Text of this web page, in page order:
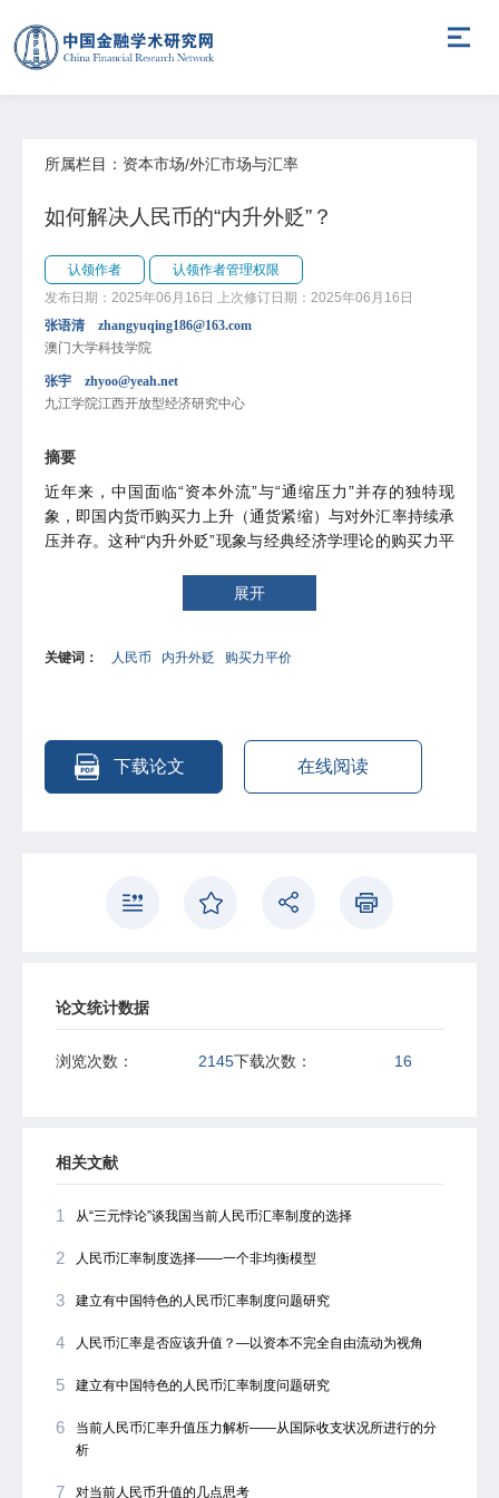
所属栏目：资本市场/外汇市场与汇率
如何解决人民币的“内升外贬”？
认领作者
认领作者管理权限
发布日期：2025年06月16日
上次修订日期：2025年06月16日
张语清 zhangyuqing186@163.com
澳门大学科技学院
张宇 zhyoo@yeah.net
九江学院江西开放型经济研究中心
摘要
近年来，中国面临“资本外流”与“通缩压力”并存的独特现
象，即国内货币购买力上升（通货紧缩）与对外汇率持续承
压并存。这种“内升外贬”现象与经典经济学理论的购买力平
括发展新质生产力、实施收入对冲机制、推动“商品+服务”双
顺差、打通政策孤岛、构建内外联动制度体系、实施资本管
通过结构性改革，推动中国经济从出口导向型向规则输出型
展开
关键词： 人民币 内升外贬 购买力平价
下载论文 在线阅读
论文统计数据
浏览次数： 2145下载次数： 16
相关文献
1 从“三元悖论”谈我国当前人民币汇率制度的选择
2 人民币汇率制度选择――一个非均衡模型
3 建立有中国特色的人民币汇率制度问题研究
4 人民币汇率是否应该升值？―以资本不完全自由流动为视角
5 建立有中国特色的人民币汇率制度问题研究
6
当前人民币汇率升值压力解析――从国际收支状况所进行的分
析
7 对当前人民币升值的几点思考